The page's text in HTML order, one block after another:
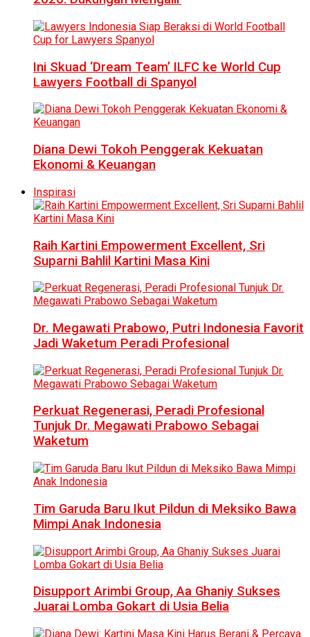
Ini Skuad ‘Dream Team’ ILFC ke World Cup
Lawyers Football di Spanyol
Diana Dewi Tokoh Penggerak Kekuatan
Ekonomi & Keuangan
Inspirasi
Raih Kartini Empowerment Excellent, Sri
Suparni Bahlil Kartini Masa Kini
Dr. Megawati Prabowo, Putri Indonesia Favorit
Jadi Waketum Peradi Profesional
Perkuat Regenerasi, Peradi Profesional
Tunjuk Dr. Megawati Prabowo Sebagai
Waketum
Tim Garuda Baru Ikut Pildun di Meksiko Bawa
Mimpi Anak Indonesia
Disupport Arimbi Group, Aa Ghaniy Sukses
Juarai Lomba Gokart di Usia Belia